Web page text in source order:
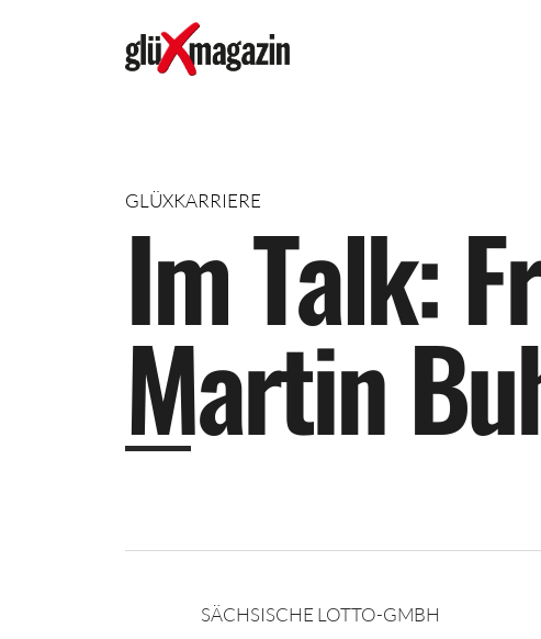
GLÜXKARRIERE
ImTalk:Fr
MartinBu
SÄCHSISCHE LOTTO-GMBH